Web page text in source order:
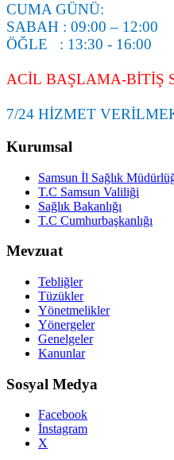
CUMA GÜNÜ:
SABAH : 09:00 – 12:00
ÖĞLE : 13:30 - 16:00
ACİL BAŞLAMA-BİTİŞ
7/24 HİZMET
Kurumsal
Samsun İl Sağlık
T.C Samsun Valiliği
Sağlık Bakanlığı
T.C Cumhurbaşkanlığı
Mevzuat
Tebliğler
Tüzükler
Yönetmelikler
Yönergeler
Genelgeler
Kanunlar
Sosyal Medya
Facebook
İnstagram
X